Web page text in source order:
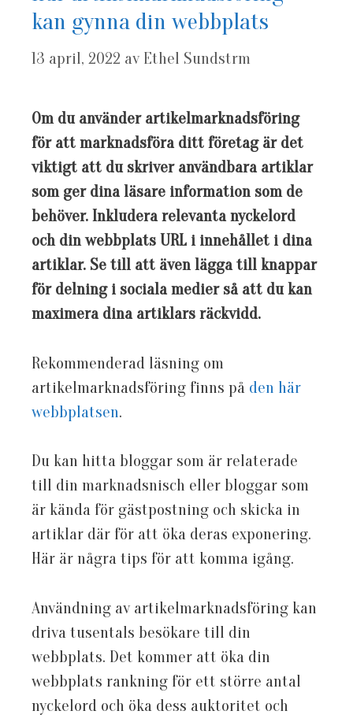
kan gynna din webbplats
13 april, 2022 av Ethel Sundstrm
Om du använder artikelmarknadsföring
för att marknadsföra ditt företag är det
viktigt att du skriver användbara artiklar
som ger dina läsare information som de
behöver. Inkludera relevanta nyckelord
och din webbplats URL i innehållet i dina
artiklar. Se till att även lägga till knappar
för delning i sociala medier så att du kan
maximera dina artiklars räckvidd.
Rekommenderad läsning om
artikelmarknadsföring finns på den här
webbplatsen.
Du kan hitta bloggar som är relaterade
till din marknadsnisch eller bloggar som
är kända för gästpostning och skicka in
artiklar där för att öka deras exponering.
Här är några tips för att komma igång.
Användning av artikelmarknadsföring kan
driva tusentals besökare till din
webbplats. Det kommer att öka din
webbplats rankning för ett större antal
nyckelord och öka dess auktoritet och